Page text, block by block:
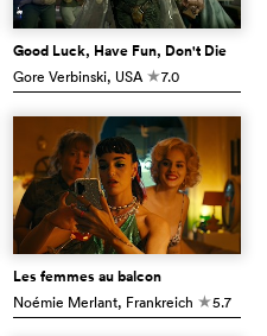
Good Luck, Have Fun, Don't Die
Gore Verbinski, USA c7.0
Les femmes au balcon
Noémie Merlant, Frankreich c5.7